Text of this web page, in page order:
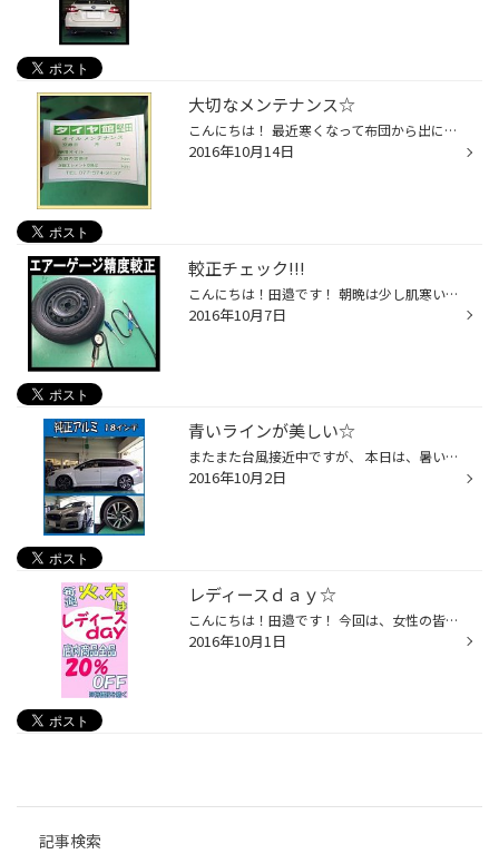
大切なメンテナンス☆
こんにちは！ 最近寒くなって布団から出にくくなってきましたね。 晩酌のビールとハイボールはほどほどに、そろそろ熱燗を解禁しようかと・・・・ どうも！田邉です！ 皆様、お車のエンジンオイルはいつ頃交換されましたか？ 交換目安は3000キロ～5000キロ走行後、または半年後と、距離を乗らなくて...
2016年10月14日
較正チェック!!!
こんにちは！田邉です！ 朝晩は少し肌寒いくらいで、ずいぶん秋らしくなってきましたね！ スポーツの秋、読書の秋と、いろいろな秋がありますが、 私の場合は断然、【食欲の秋】です!(^^)! ラーメン大好き人間ですので、お休みの度に麺をすすってます(*^-^*) 夏場のラーメンも美味しいですが、やは...
2016年10月7日
青いラインが美しい☆
またまた台風接近中ですが、 本日は、暑いくらいの良いお天気です！ 今回は、スバル【レヴォーグ】にアルミセット装着作業のご紹介です(*^-^*) こちらのお車のユーザー様は納車後、 1年半ほどでなんと8万kmほど走っておられます！ しかし、レヴォーグはまだまだ余裕の表情で、 100万kmくらいいけそ...
2016年10月2日
レディースｄａｙ☆
こんにちは！田邉です！ 今回は、女性の皆様にお知らせがございます！ ２０１６年１０月１日より、タイヤ館堅田店では、【レディースｄａｙ】を始めます!(^^)! 気になる曜日は、毎週火曜日、木曜日とさせて頂きます！ レディースｄａｙの特典ですが、 なんと!!! 店内商品を全品２０％ＯＦＦでご提供...
2016年10月1日
記事検索